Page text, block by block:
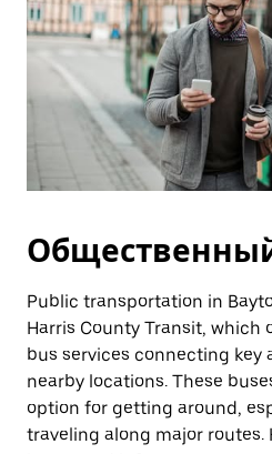
Public transportation in
Harris County Transit, which
bus services connecting key
nearby locations. These
option for getting around,
traveling along major routes.